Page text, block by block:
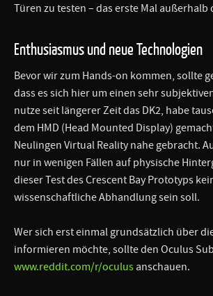
Türen zu testen – das erste Mal außerhalb
Enthusiasmus und neue Technologien
Bevor wir zum Hands-on kommen, sollte
dass es sich hier um einen sehr
nutze seit längerer Zeit das DK2, habe
dem HMD (Head Mounted Display)
Neulingen Virtual Reality nahe gebracht.
nur in wenigen Fällen auf physische
dieser Test des Crescent Bay Prototyps
wissenschaftliche Abhandlung sein soll.
Wer sich erst einmal grundsätzlich über
informieren möchte, sollte den Oculus
www.reddit.com/r/oculus anschauen.